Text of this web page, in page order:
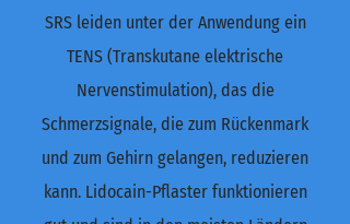
SRS leiden unter der Anwendung ein
TENS (Transkutane elektrische
Nervenstimulation), das die
Schmerzsignale, die zum Rückenmark
und zum Gehirn gelangen, reduzieren
kann. Lidocain-Pflaster funktionieren